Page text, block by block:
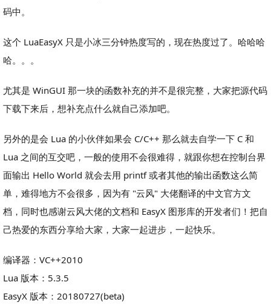
码中。
这个 LuaEasyX 只是小冰三分钟热度写的，现在热度过了。哈哈哈
哈。。。
尤其是 WinGUI 那一块的函数补充的并不是很完整，大家把源代码
下载下来后，想补充点什么就自己添加吧。
另外的是会 Lua 的小伙伴如果会 C/C++ 那么就去自学一下 C 和
Lua 之间的互交吧，一般的使用不会很难得，就跟你想在控制台界
面输出 Hello World 就会去用 printf 或者其他的输出函数这么简
单，难得地方不会很多，因为有 "云风" 大佬翻译的中文官方文
档，同时也感谢云风大佬的文档和 EasyX 图形库的开发者们！把自
己热爱的东西分享给大家，大家一起进步，一起快乐。
编译器：VC++2010
Lua 版本：5.3.5
EasyX 版本：20180727(beta)